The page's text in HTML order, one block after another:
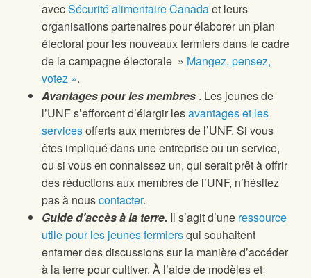
avecSécurité alimentaire Canadaet leurs
organisations partenaires pour élaborer un plan
électoral pour les nouveaux fermiers dans le cadre
de la campagne électorale » Mangez, pensez,
votez ».
Avantages pour les membres . Les jeunes de
l’UNF s’efforcent d’élargir lesavantages et les
servicesofferts aux membres de l’UNF. Si vous
êtes impliqué dans une entreprise ou un service,
ou si vous en connaissez un, qui serait prêt à offrir
des réductions aux membres de l’UNF, n’hésitez
pas à nouscontacter.
Guide d’accès à la terre. Il s’agit d’une ressource
utile pour les jeunes fermiersqui souhaitent
entamer des discussions sur la manière d’accéder
à la terre pour cultiver. À l’aide de modèles et